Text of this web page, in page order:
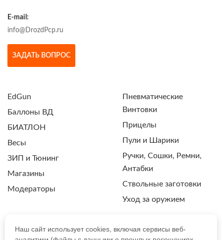
E-mail:
info@DrozdPcp.ru
ЗАДАТЬ ВОПРОС
EdGun
Баллоны ВД
БИАТЛОН
Весы
ЗИП и Тюнинг
Магазины
Модераторы
Пневматические
Винтовки
Прицелы
Пули и Шарики
Ручки, Сошки, Ремни,
Антабки
Ствольные заготовки
Уход за оружием
Наш сайт использует cookies, включая сервисы веб-